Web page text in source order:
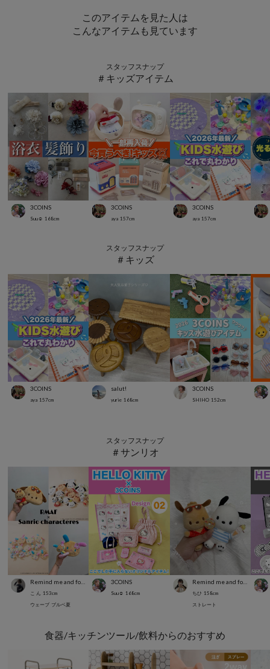
このアイテムを見た人は
こんなアイテムも見ています
スタッフスナップ
＃キッズアイテム
3COINS
Suu☺︎ 168cm
3COINS
aya 157cm
3COINS
aya 157cm
スタッフスナップ
＃キッズ
3COINS
aya 157cm
salut!
yurie 168cm
3COINS
SHIHO 152cm
スタッフスナップ
＃サンリオ
こ ん 153cm
ウェーブ ブルベ夏
3COINS
Suu☺︎ 168cm
Remind me and forever
ちひ 158cm
ストレート
食器/キッチンツール/飲料からのおすすめ